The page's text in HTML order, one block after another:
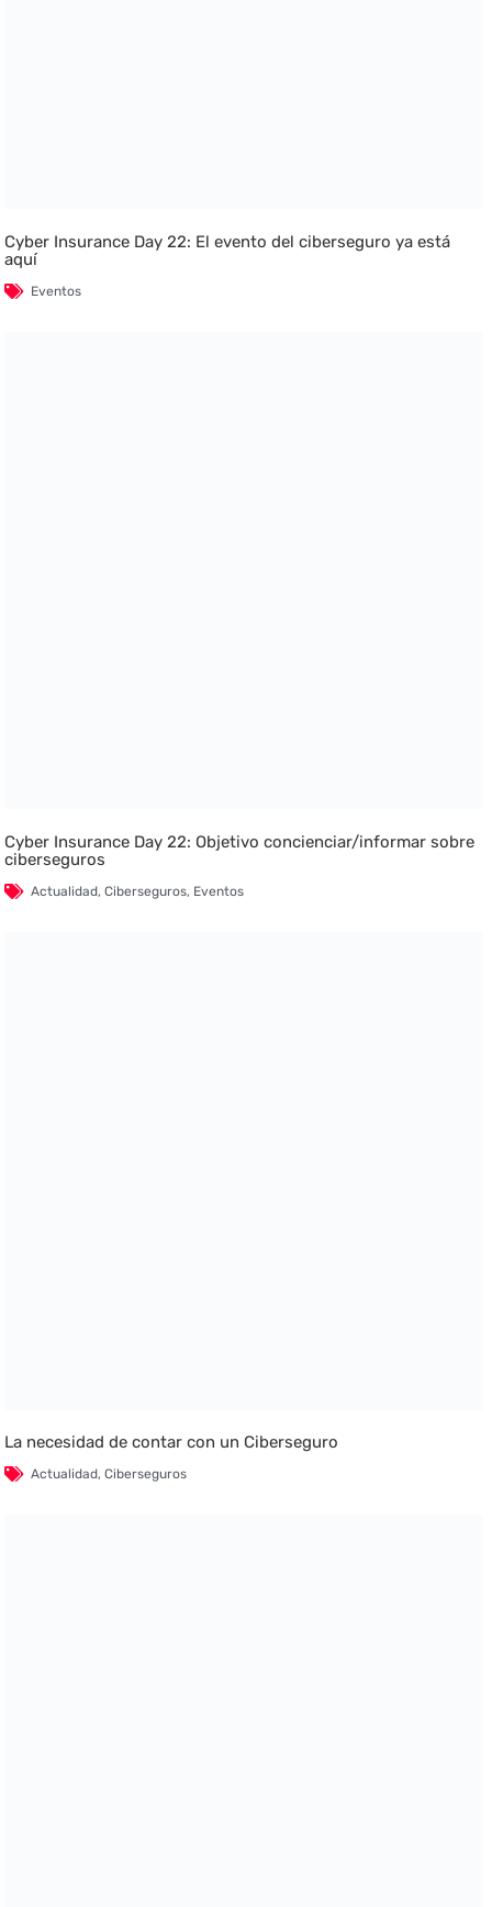
Cyber Insurance Day 22: El evento del ciberseguro ya está
aquí
Eventos
Cyber Insurance Day 22: Objetivo concienciar/informar sobre
ciberseguros
Actualidad,Ciberseguros, Eventos
La necesidad de contar con un Ciberseguro
Actualidad,Ciberseguros